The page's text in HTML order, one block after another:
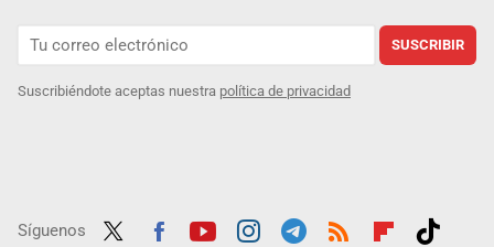
SUSCRIBIR
Suscribiéndote aceptas nuestra política de privacidad
Síguenos